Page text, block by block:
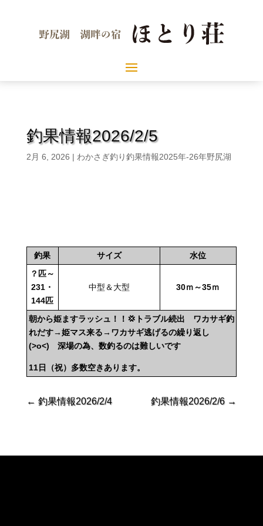
釣果情報2026/2/5
2月 6, 2026 | わかさぎ釣り釣果情報2025年-26年野尻湖
釣果 サイズ
水位
？匹～
231・
144匹
中型＆大型 30ｍ～35ｍ
朝から姫ますラッシュ！！💢トラブル続出 ワカサギ釣
れだす→姫マス来る→ワカサギ逃げるの繰り返し
(>o<) 深場の為、数釣るのは難しいです
11日（祝）多数空きあります。
← 釣果情報2026/2/4 釣果情報2026/2/6 →